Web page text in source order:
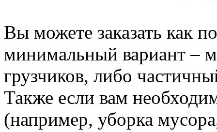
Вы можете заказать как
минимальный вариант –
грузчиков, либо
Также если вам
(например, уборка